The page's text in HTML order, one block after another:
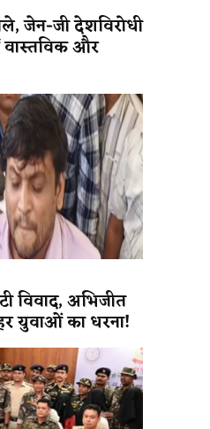
जेन-जी देशविरोधी
वास्तविक और
विवाद, अभिजीत
युवाओं का धरना!